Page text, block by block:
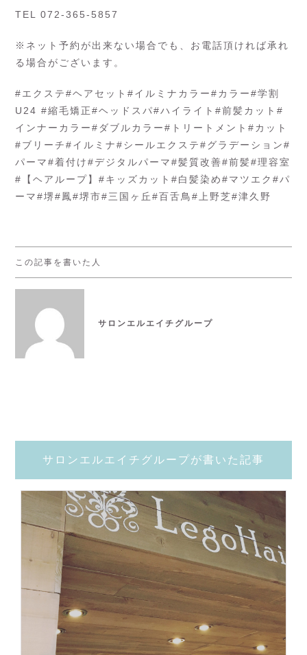
TEL 072-365-5857
※ネット予約が出来ない場合でも、お電話頂ければ承れ
る場合がございます。
#エクステ#ヘアセット#イルミナカラー#カラー#学割
U24 #縮毛矯正#ヘッドスパ#ハイライト#前髪カット#
インナーカラー#ダブルカラー#トリートメント#カット
#ブリーチ#イルミナ#シールエクステ#グラデーション#
パーマ#着付け#デジタルパーマ#髪質改善#前髪#理容室
#【ヘアループ】#キッズカット#白髪染め#マツエク#パ
ーマ#堺#鳳#堺市#三国ヶ丘#百舌鳥#上野芝#津久野
この記事を書いた人
サロンエルエイチグループ
サロンエルエイチグループが書いた記事